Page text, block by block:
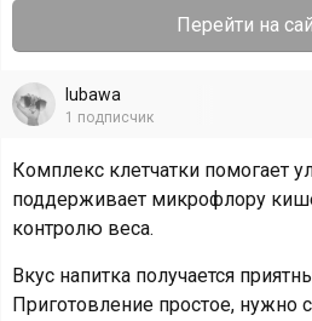
Перейти на
lubawa
1 подписчик
Комплекс клетчатки помогает
поддерживает микрофлору
контролю веса.
Вкус напитка получается
Приготовление простое,